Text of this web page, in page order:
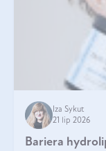
Iza Sykut
21 lip 2026
Bariera